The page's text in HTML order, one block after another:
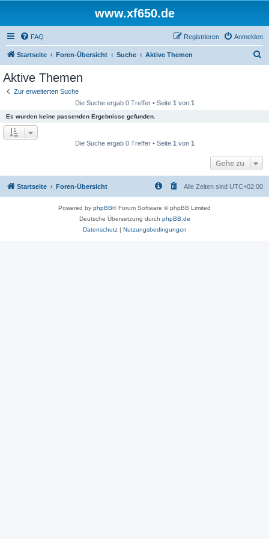
www.xf650.de
FAQ Anmelden
Registrieren
Startseite Foren-Übersicht Suche Aktive Themen
Aktive Themen
Zur erweiterten Suche
Die Suche ergab 0 Treffer • Seite 1 von 1
Es wurden keine passenden Ergebnisse gefunden.
Die Suche ergab 0 Treffer • Seite 1 von 1
Gehe zu
Startseite Foren-Übersicht Alle Zeiten sind UTC+02:00
Powered by phpBB® Forum Software © phpBB Limited
Deutsche Übersetzung durch phpBB.de
Datenschutz| Nutzungsbedingungen